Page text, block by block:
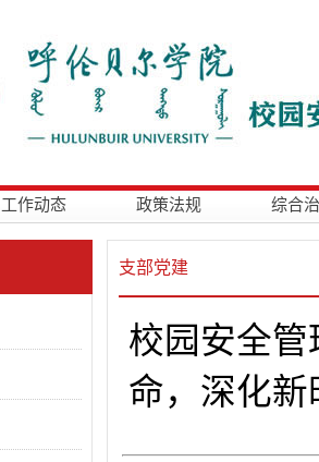
工作动态 政策法规 综合
支部党建
校园安全
命，深化